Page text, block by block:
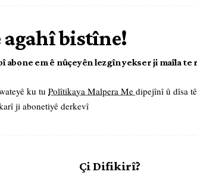
agahî bistîne!
abone em ê nûçeyên lezgîn yekser ji maîla te
ku tu Polîtikaya Malpera Me dipejînî û dîsa
ji abonetiyê derkevî
Çi Difikirî?